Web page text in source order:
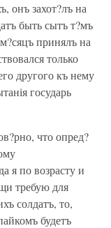
онъ захот?лъ на
быть сытъ т?мъ
принялъ на
только
другого къ нему
государь
что опред?
я по возрасту и
требую для
солдатъ, то,
будетъ